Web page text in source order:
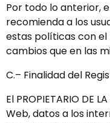
Por todo lo anterior, el
recomienda a los
estas políticas con
cambios que en las
C.– Finalidad del
El PROPIETARIO DE
Web, datos a los